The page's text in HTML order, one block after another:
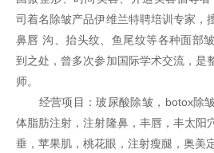
司着名除皱产品伊维兰特聘培训专家，
鼻唇 沟、抬头纹、鱼尾纹等各种面部
到之处，曾多次参加国际学术交流，是
师。
经营项目：玻尿酸除皱，botox除皱
体脂肪注射，注射隆鼻，丰唇，丰太阳
垂，苹果肌，桃花眼，注射瘦腿，奥美